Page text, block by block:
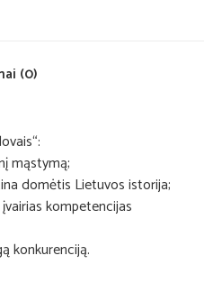
(0)
mąstymą;
domėtis Lietuvos istorija;
kompetencijas
konkurenciją.